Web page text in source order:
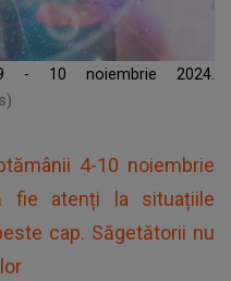
- 10 noiembrie 2024.
4-10 noiembrie
fie atenți la situațiile
cap. Săgetătorii nu